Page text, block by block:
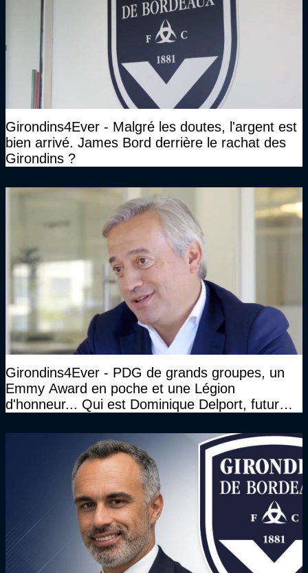
Girondins4Ever - Malgré les doutes, l'argent est
bien arrivé. James Bord derrière le rachat des
Girondins ?
Girondins4Ever - PDG de grands groupes, un
Emmy Award en poche et une Légion
d'honneur... Qui est Dominique Delport, futur